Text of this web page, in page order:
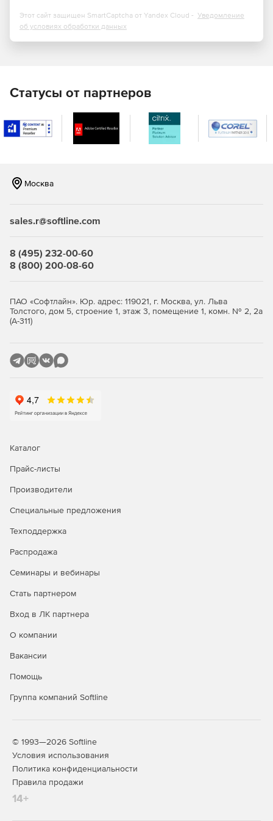
Позволяет создавать электронные учебники с
Позволяет преподавателю контролировать работу
учащихся и помогать им, не вставая с рабочего места
при помощи инструментария работы с удаленным
рабочим столом.
оценивать и награждать учащихся, принимать запросы
Позволяет ограничивать доступ к нежелательным
или внешним USB-устройствам хранения; включать и
выключать компьютеры по сети.
информацию о прошедших уроках и событиях в
журналах, выставлять оценки учащимся, отправлять
Этот сайт защищен SmartCaptcha от Yandex Cloud - Уведомление
об условиях обработки данных
Статусы от партнеров
Москва
sales.r@softline.com
8 (495) 232-00-60
8 (800) 200-08-60
ПАО «Софтлайн». Юр. адрес: 119021, г. Москва, ул. Льва
Толстого, дом 5, строение 1, этаж 3, помещение 1, комн. № 2, 2а
(А-311)
Каталог
Прайс-листы
Производители
Специальные предложения
Техподдержка
Распродажа
Семинары и вебинары
Стать партнером
Вход в ЛК партнера
О компании
Вакансии
Помощь
Группа компаний Softline
© 1993—2026 Softline
Условия использования
Политика конфиденциальности
Правила продажи
14+